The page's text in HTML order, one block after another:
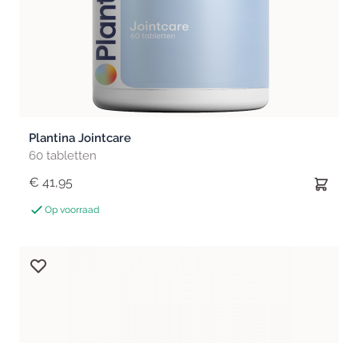
Plantina Jointcare
60 tabletten
€ 41,95
Op voorraad